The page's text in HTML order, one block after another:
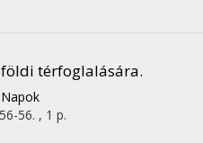
térfoglalására.
56. , 1 p.